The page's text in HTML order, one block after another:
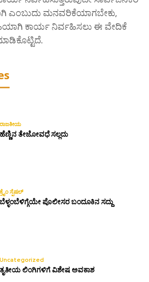
ಎಂಬುದು ಮನವರಿಕೆಯಾಗಬೇಕು,
ಕಾರ್ಯ ನಿರ್ವಹಿಸಲು ಈ ವೇದಿಕೆ
ರಾಜಕೀಯ
ಹೆಣ್ಣಿನ ತೇಜೋವಧೆ ಸಲ್ಲದು
ಕ್ರೈಂ ಸ್ಪೆಷಲ್
ಬೆಳ್ಳಂಬೆಳಿಗ್ಗೆಯೇ ಪೊಲೀಸರ ಬಂದೂಕಿನ ಸದ್ದು
Uncategorized
ತೃತೀಯ ಲಿಂಗಿಗಳಿಗೆ ವಿಶೇಷ ಅವಕಾಶ